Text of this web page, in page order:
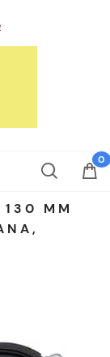
130 MM